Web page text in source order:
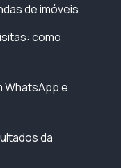
de imóveis
como
WhatsApp e
da